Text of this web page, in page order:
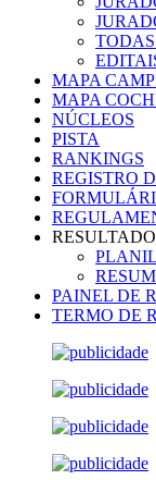
MAPA
MAPA
NÚCLEOS
PISTA
RANKINGS
REGISTRO
PAINEL DE
TERMO DE